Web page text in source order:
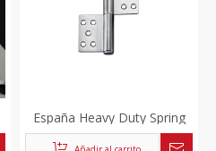
España Heavy Duty Spring
French Factory Custom en